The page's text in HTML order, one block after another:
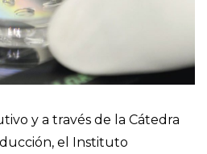
y a través de la Cátedra
el Instituto